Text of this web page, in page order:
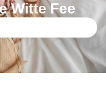
Witte Fee